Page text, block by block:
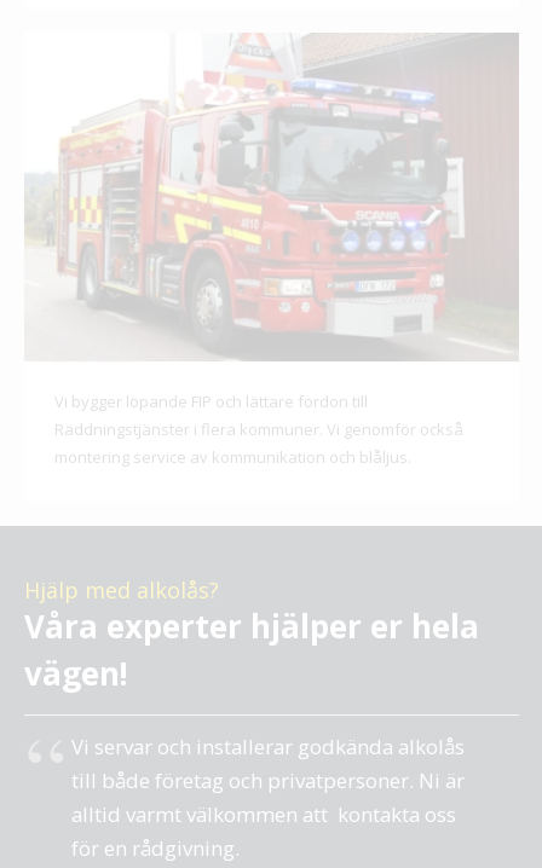
Vi bygger löpande FIP och lättare fordon till
Räddningstjänster i flera kommuner. Vi genomför också
montering service av kommunikation och blåljus.
Hjälp med alkolås?
Våra experter hjälper er hela
vägen!
Vi servar och installerar godkända alkolås
till både företag och privatpersoner. Ni är
alltid varmt välkommen att kontakta oss
för en rådgivning.